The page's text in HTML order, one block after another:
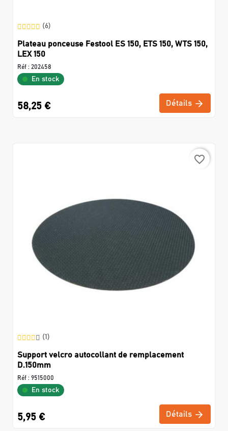
(6)
Plateau ponceuse Festool ES 150, ETS 150, WTS 150,
LEX 150
Réf : 202458
En stock
58,25 € Détails
favorite_border
(1)
Support velcro autocollant de remplacement
D.150mm
Réf : 9515000
En stock
5,95 € Détails